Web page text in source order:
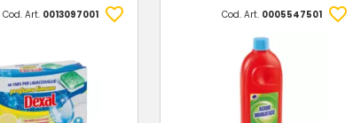
Cod. Art. 0013097001 Cod. Art. 0005547501